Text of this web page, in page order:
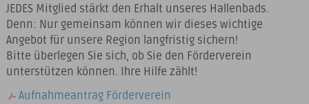
JEDES Mitglied stärkt den Erhalt unseres Hallenbads.
Denn: Nur gemeinsam können wir dieses wichtige
Angebot für unsere Region langfristig sichern!
Bitte überlegen Sie sich, ob Sie den Förderverein
unterstützen können. Ihre Hilfe zählt!
Aufnahmeantrag Förderverein